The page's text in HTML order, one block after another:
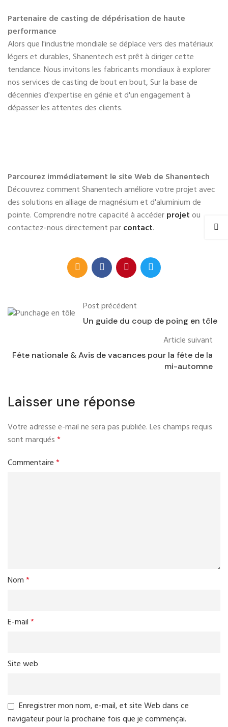
Partenaire de casting de dépérisation de haute
performance
Alors que l'industrie mondiale se déplace vers des matériaux
légers et durables, Shanentech est prêt à diriger cette
tendance. Nous invitons les fabricants mondiaux à explorer
nos services de casting de bout en bout, Sur la base de
décennies d'expertise en génie et d'un engagement à
dépasser les attentes des clients.
Parcourez immédiatement le site Web de Shanentech
Découvrez comment Shanentech améliore votre projet avec
des solutions en alliage de magnésium et d'aluminium de
pointe. Comprendre notre capacité à accéderprojetou
contactez-nous directement parcontact.
Post précédent
Un guide du coup de poing en tôle
Article suivant
Fête nationale & Avis de vacances pour la fête de la
mi-automne
Laisser une réponse
Votre adresse e-mail ne sera pas publiée.Les champs requis
sont marqués*
Commentaire*
Nom*
E-mail*
Site web
Enregistrer mon nom, e-mail, et site Web dans ce
navigateur pour la prochaine fois que je commençai.